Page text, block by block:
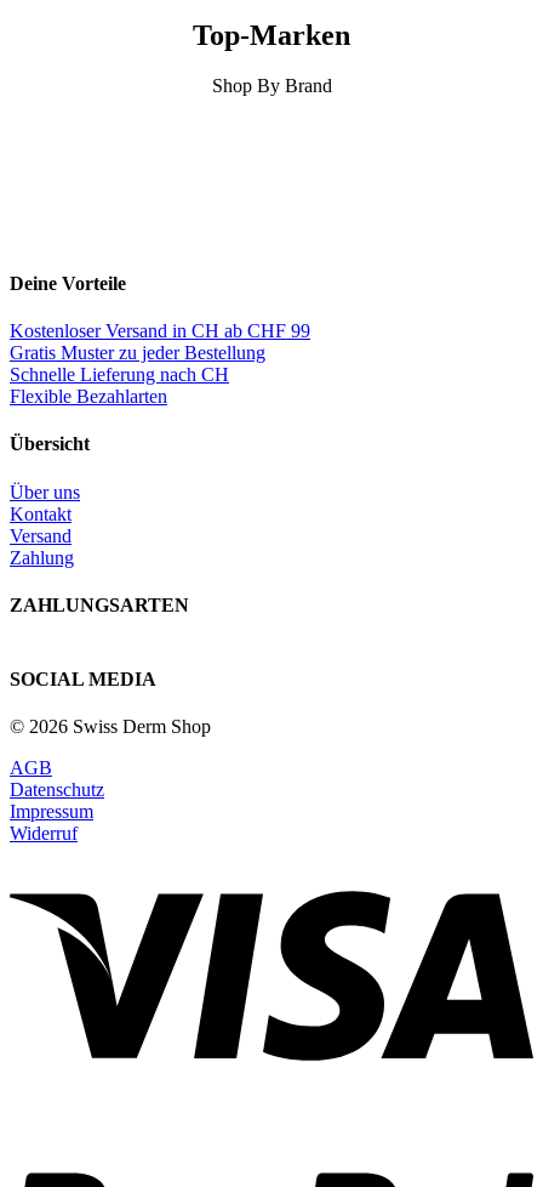
Top-Marken
Shop By Brand
Deine Vorteile
Kostenloser Versand in CH ab CHF 99
Gratis Muster zu jeder Bestellung
Schnelle Lieferung nach CH
Flexible Bezahlarten
Übersicht
Über uns
Kontakt
Versand
Zahlung
ZAHLUNGSARTEN
SOCIAL MEDIA
© 2026 Swiss Derm Shop
AGB
Datenschutz
Impressum
Widerruf